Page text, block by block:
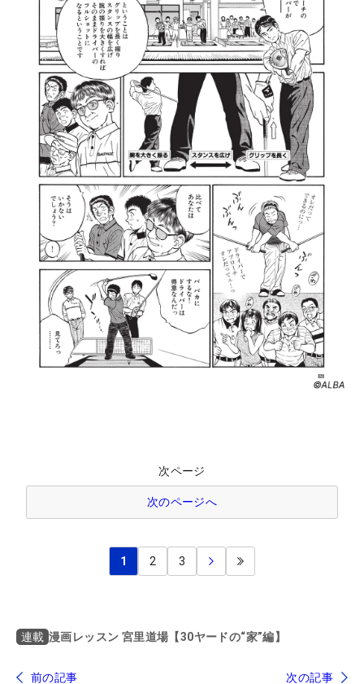
次ページ
次のページへ
1 2 3
連載 漫画レッスン 宮里道場【30ヤードの“家”編】
前の記事 次の記事